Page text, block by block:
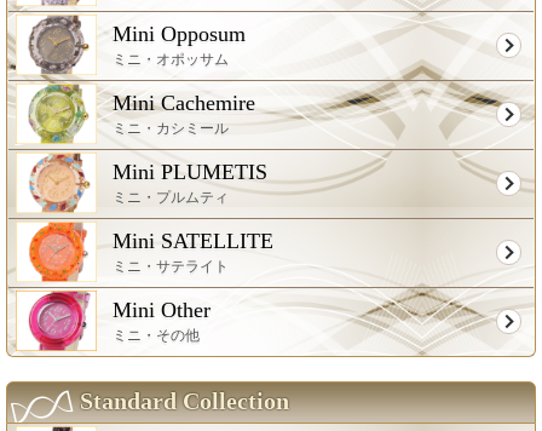
Mini Opposum
ミニ・オポッサム
Mini Cachemire
ミニ・カシミール
Mini PLUMETIS
ミニ・プルムティ
Mini SATELLITE
ミニ・サテライト
Mini Other
ミニ・その他
Standard Collection